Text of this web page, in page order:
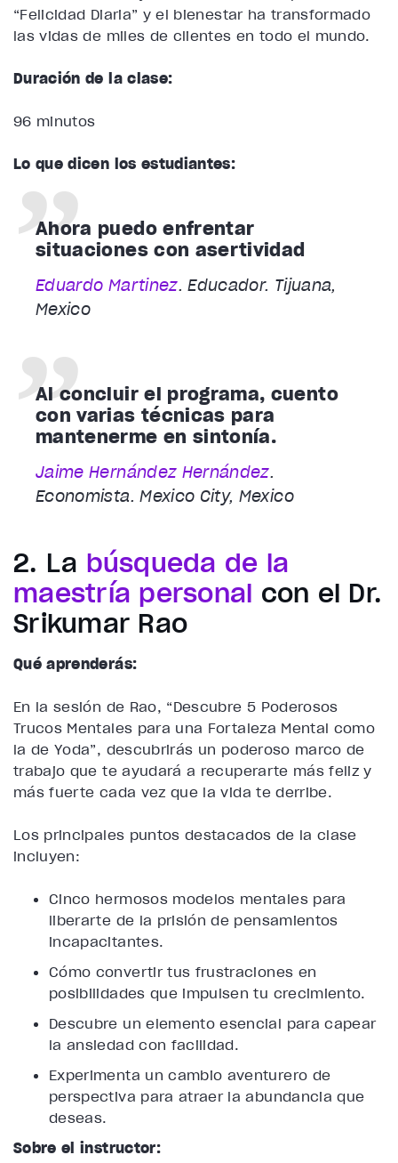
“Felicidad Diaria” y el bienestar ha transformado
las vidas de miles de clientes en todo el mundo.
Duración de la clase:
96 minutos
Lo que dicen los estudiantes:
Ahora puedo enfrentar
situaciones con asertividad
Eduardo Martinez. Educador. Tijuana,
Mexico
Al concluir el programa, cuento
con varias técnicas para
mantenerme en sintonía.
Jaime Hernández Hernández.
Economista. Mexico City, Mexico
2. La búsqueda de la
maestría personal con el Dr.
Srikumar Rao
Qué aprenderás:
En la sesión de Rao, “Descubre 5 Poderosos
Trucos Mentales para una Fortaleza Mental como
la de Yoda”, descubrirás un poderoso marco de
trabajo que te ayudará a recuperarte más feliz y
más fuerte cada vez que la vida te derribe.
Los principales puntos destacados de la clase
incluyen:
Cinco hermosos modelos mentales para
liberarte de la prisión de pensamientos
incapacitantes.
Cómo convertir tus frustraciones en
posibilidades que impulsen tu crecimiento.
Descubre un elemento esencial para capear
la ansiedad con facilidad.
Experimenta un cambio aventurero de
perspectiva para atraer la abundancia que
deseas.
Sobre el instructor: